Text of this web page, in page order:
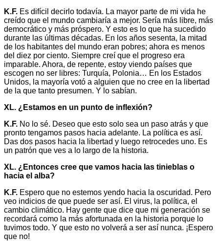
K.F. Es difícil decirlo todavía. La mayor parte de mi vida he
creído que el mundo cambiaría a mejor. Sería más libre, más
democrático y más próspero. Y esto es lo que ha sucedido
durante las últimas décadas. En los años sesenta, la mitad
de los habitantes del mundo eran pobres; ahora es menos
del diez por ciento. Siempre creí que el progreso era
imparable. Ahora, de repente, estoy viendo países que
escogen no ser libres: Turquía, Polonia… En los Estados
Unidos, la mayoría votó a alguien que no cree en la libertad
de la que tanto presumen. Y lo sabían.
XL. ¿Estamos en un punto de inflexión?
K.F. No lo sé. Deseo que esto solo sea un paso atrás y que
pronto tengamos pasos hacia adelante. La política es así.
Das dos pasos hacia la libertad y luego retrocedes uno. Es
un patrón que ves a lo largo de la historia.
XL. ¿Entonces cree que vamos hacia las tinieblas o
hacia el alba?
K.F. Espero que no estemos yendo hacia la oscuridad. Pero
veo indicios de que puede ser así. El virus, la política, el
cambio climático. Hay gente que dice que mi generación se
recordará como la más afortunada en la historia porque lo
tuvimos todo. Y que esto no volverá a ser así nunca. ¡Espero
que no!